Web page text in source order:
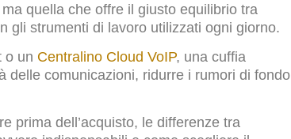
quella che offre il giusto equilibrio tra
gli strumenti di lavoro utilizzati ogni giorno.
o un Centralino Cloud VoIP, una cuffia
delle comunicazioni, ridurre i rumori di fondo
prima dell’acquisto, le differenze tra